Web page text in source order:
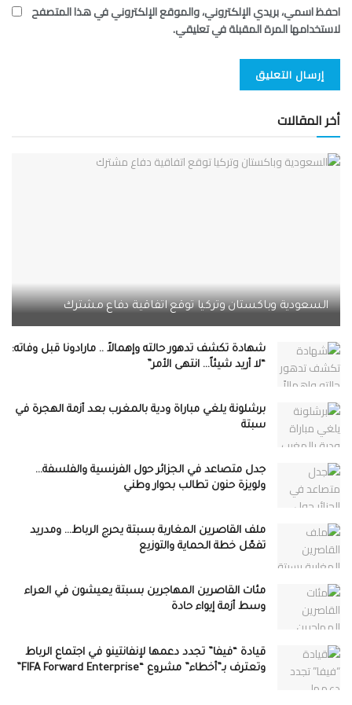
احفظ اسمي، بريدي الإلكتروني، والموقع الإلكتروني في هذا المتصفح
لاستخدامها المرة المقبلة في تعليقي.
أخر المقالات
السعودية وباكستان وتركيا توقع اتفاقية دفاع مشترك
شهادة تكشف تدهور حالته وإهمالاً .. مارادونا قبل وفاته:
“لا أريد شيئاً… انتهى الأمر”
برشلونة يلغي مباراة ودية بالمغرب بعد أزمة الهجرة في
سبتة
جدل متصاعد في الجزائر حول الفرنسية والفلسفة…
ولويزة حنون تطالب بحوار وطني
ملف القاصرين المغاربة بسبتة يحرج الرباط… ومدريد
تفعّل خطة الحماية والتوزيع
مئات القاصرين المهاجرين بسبتة يعيشون في العراء
وسط أزمة إيواء حادة
قيادة “فيفا” تجدد دعمها لإنفانتينو في اجتماع الرباط
وتعترف بـ”أخطاء” مشروع “FIFA Forward Enterprise”